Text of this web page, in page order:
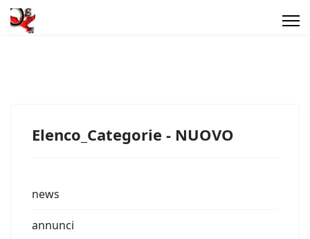
Elenco_Categorie - NUOVO
news
annunci